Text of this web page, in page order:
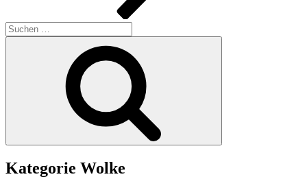
Suchen
nach:
Kategorie Wolke